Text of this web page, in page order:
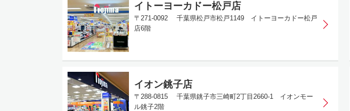
イトーヨーカドー松戸店
〒271-0092 千葉県松戸市松戸1149 イトーヨーカドー松戸
店6階
イオン銚子店
〒288-0815 千葉県銚子市三崎町2丁目2660-1 イオンモー
ル銚子2階